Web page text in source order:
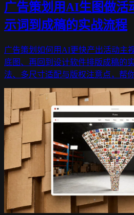
广告策划用AI生图做活
示词到成稿的实战流程
广告策划如何用AI更快产出活动主
底图、再回到设计软件排版成稿的
法、多尺寸适配与版权注意点，帮